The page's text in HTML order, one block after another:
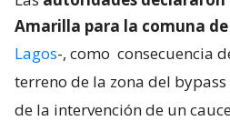
Amarilla para la comuna
Lagos-, como consecuencia
terreno de la zona del
de la intervención de un